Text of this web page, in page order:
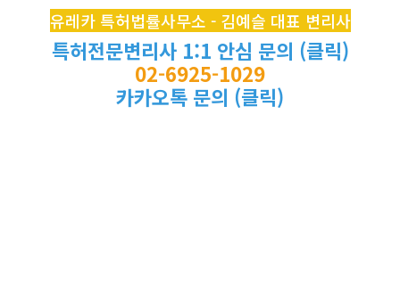
유레카 특허법률사무소 - 김예슬 대표 변리사
특허전문변리사 1:1 안심 문의 (클릭)
02-6925-1029
카카오톡 문의 (클릭)